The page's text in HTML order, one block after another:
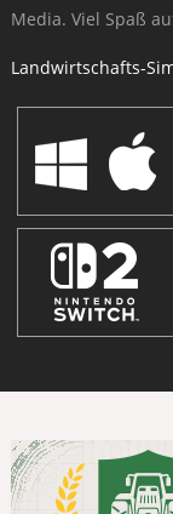
Media. Viel Spaß
Landwirtschafts-